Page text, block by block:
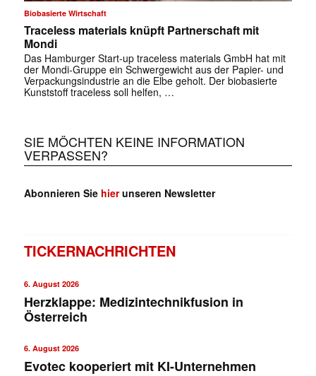
Biobasierte Wirtschaft
Traceless materials knüpft Partnerschaft mit
Mondi
Das Hamburger Start-up traceless materials GmbH hat mit
der Mondi-Gruppe ein Schwergewicht aus der Papier- und
Verpackungsindustrie an die Elbe geholt. Der biobasierte
Kunststoff traceless soll helfen, …
SIE MÖCHTEN KEINE INFORMATION
VERPASSEN?
Abonnieren Sie hierunseren Newsletter
TICKERNACHRICHTEN
6. August 2026
Herzklappe: Medizintechnikfusion in
Österreich
6. August 2026
Evotec kooperiert mit KI-Unternehmen